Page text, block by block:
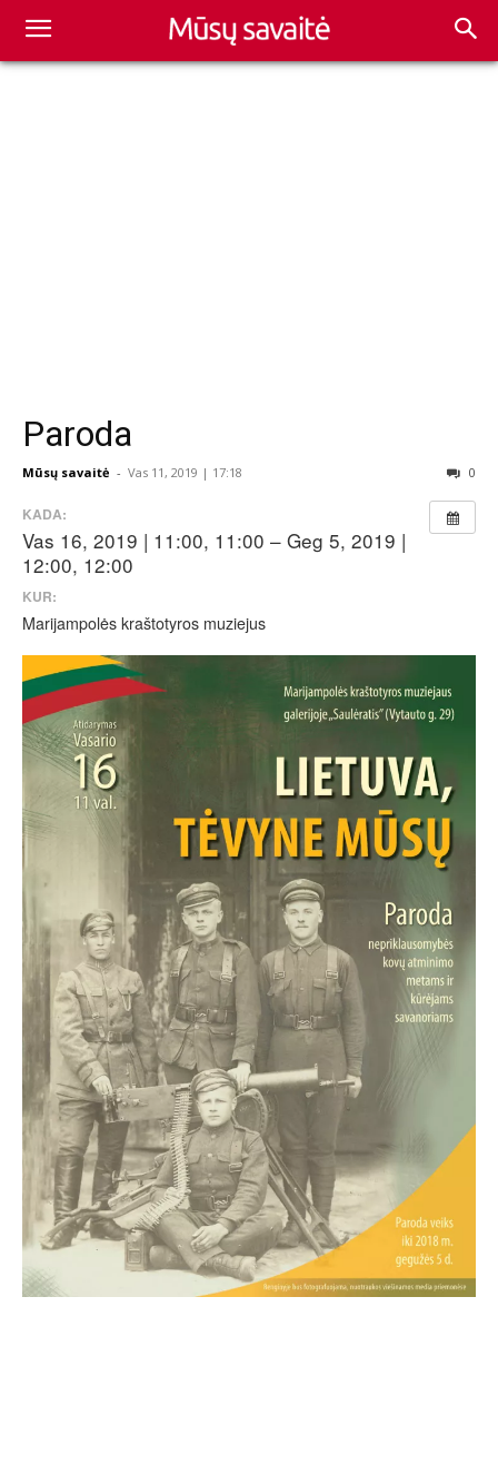
Paroda
Mūsų savaitė - Vas 11, 2019 | 17:18 0
KADA:
Vas 16, 2019 | 11:00, 11:00 – Geg 5, 2019 |
12:00, 12:00
KUR:
Marijampolės kraštotyros muziejus